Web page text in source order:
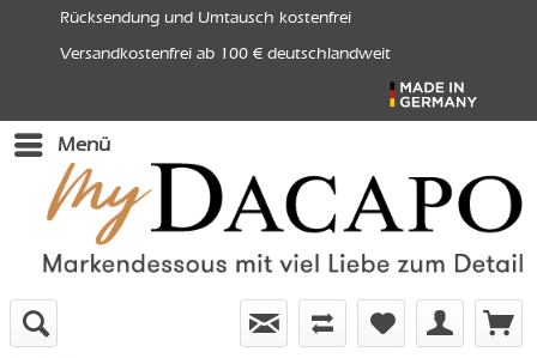
Rücksendung und Umtausch kostenfrei
Versandkostenfrei ab 100 € deutschlandweit
Menü